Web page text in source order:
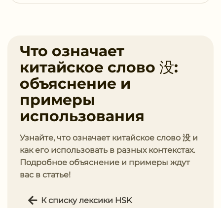
Что означает
китайское слово 没:
объяснение и
примеры
использования
Узнайте, что означает китайское слово 没 и
как его использовать в разных контекстах.
Подробное объяснение и примеры ждут
вас в статье!
К списку лексики HSK